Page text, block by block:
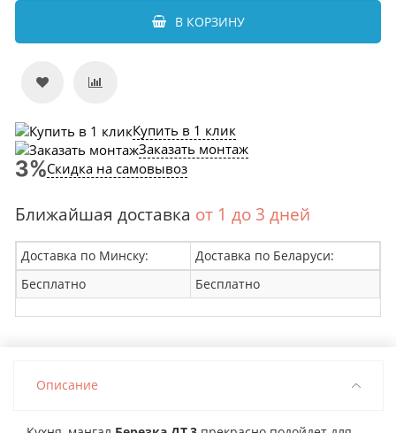
В КОРЗИНУ
Купить в 1 клик
Заказать монтаж
Скидка на самовывоз
Ближайшая доставка от 1 до 3 дней
Доставка по Минску:
Доставка по Беларуси:
Бесплатно
Бесплатно
Описание